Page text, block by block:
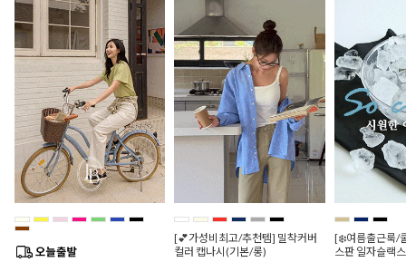
[💕가성비최고/추천템] 밀착커버
컬러 캡나시(기본/롱)
[❄️여름출근룩/
스판 일자슬랙스